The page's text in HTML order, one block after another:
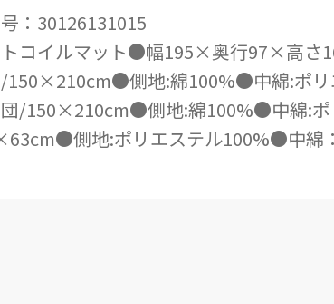
：30126131015
コイルマット●幅195×奥行97×高さ
150×210cm●側地:綿100%●中綿:ポリ
/150×210cm●側地:綿100%●中綿:ポ
側地:ポリエステル100%●中綿